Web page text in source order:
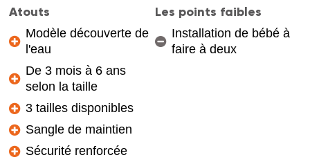
Atouts
Modèle découverte de
l'eau
De 3 mois à 6 ans
selon la taille
3 tailles disponibles
Sangle de maintien
Sécurité renforcée
Les points faibles
Installation de bébé à
faire à deux